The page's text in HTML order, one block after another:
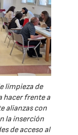
limpieza de
hacer frente a
alianzas con
la inserción
de acceso al